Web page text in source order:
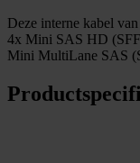
Deze interne kabel
4x Mini SAS HD
Mini MultiLane SAS